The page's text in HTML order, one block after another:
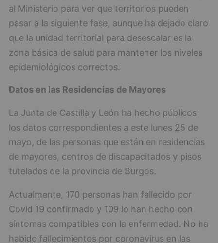
al Ministerio para ver que territorios pueden
pasar a la siguiente fase, aunque ha dejado claro
que la unidad territorial para desescalar es la
zona básica de salud para mantener los niveles
epidemiológicos correctos.
Datos en las Residencias de Mayores
La Junta de Castilla y León ha hecho públicos
los datos correspondientes a este lunes 25 de
mayo, de las personas que están en residencias
de mayores, centros de discapacitados y pisos
tutelados de la provincia de Burgos.
Actualmente, 170 personas han fallecido por
Covid 19 confirmado y 109 lo han hecho con
síntomas compatibles con la enfermedad. No ha
habido fallecimientos por coronavirus en las